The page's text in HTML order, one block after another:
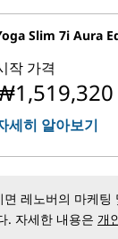
Slim 7i Aura
작 가격
세히 알아보기
면 레노버의 마케팅
. 자세한 내용은 개